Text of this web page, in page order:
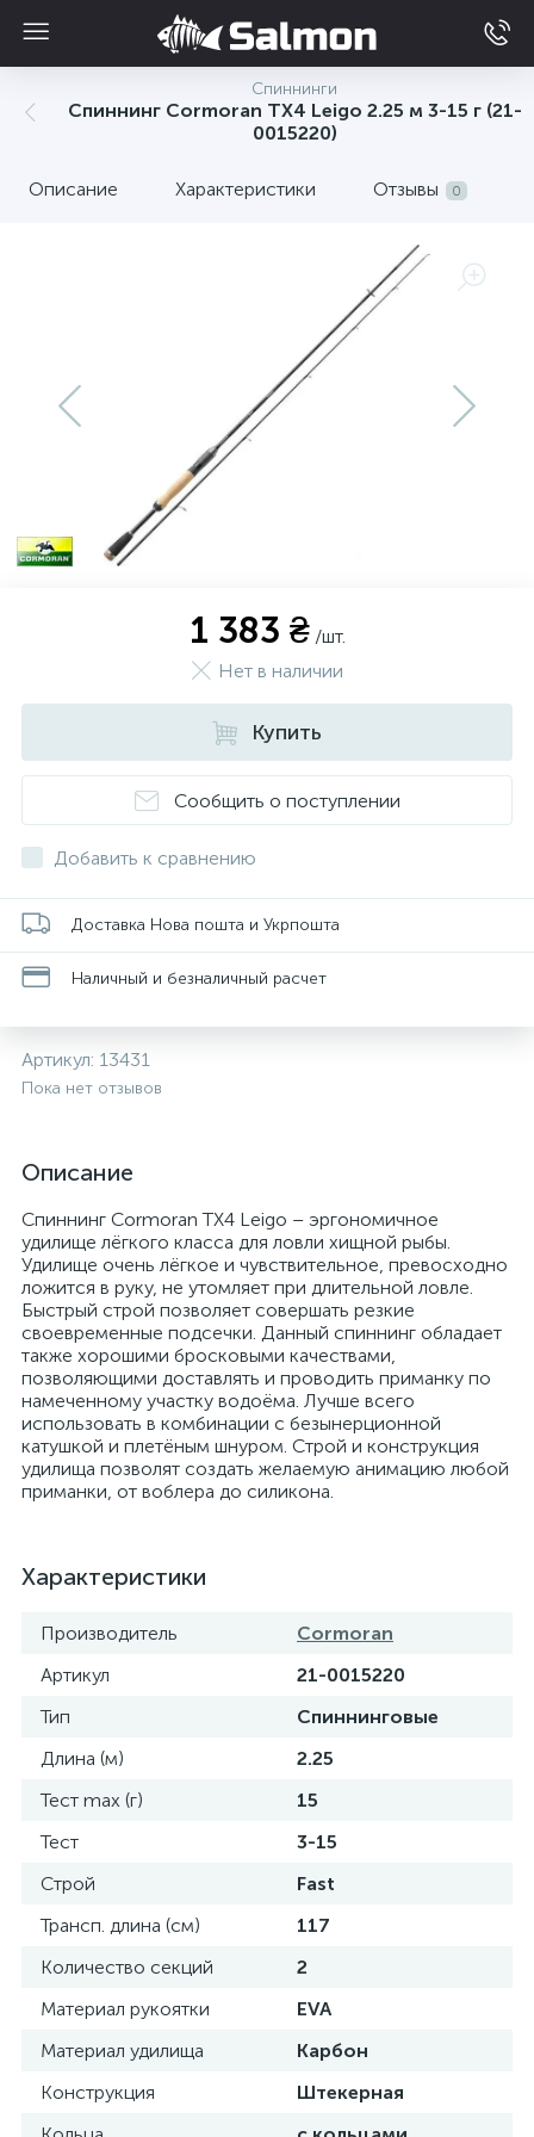
Спиннинги
Спиннинг Cormoran TX4 Leigo 2.25 м 3-15 г (21-
0015220)
Описание Характеристики Отзывы 0
1 383 ₴ /шт.
Нет в наличии
Купить
Сообщить о поступлении
Добавить к сравнению
Доставка Нова пошта и Укрпошта
Наличный и безналичный расчет
Артикул: 13431
Пока нет отзывов
Описание
Спиннинг Cormoran TX4 Leigo – эргономичное
удилище лёгкого класса для ловли хищной рыбы.
Удилище очень лёгкое и чувствительное, превосходно
ложится в руку, не утомляет при длительной ловле.
Быстрый строй позволяет совершать резкие
своевременные подсечки. Данный спиннинг обладает
также хорошими бросковыми качествами,
позволяющими доставлять и проводить приманку по
намеченному участку водоёма. Лучше всего
использовать в комбинации с безынерционной
катушкой и плетёным шнуром. Строй и конструкция
удилища позволят создать желаемую анимацию любой
приманки, от воблера до силикона.
Характеристики
Производитель
Cormoran
Артикул
21-0015220
Тип
Спиннинговые
Длина (м)
2.25
Тест max (г)
15
Тест
3-15
Строй
Fast
Трансп. длина (см)
117
Количество секций
2
Материал рукоятки
EVA
Материал удилища
Карбон
Конструкция
Штекерная